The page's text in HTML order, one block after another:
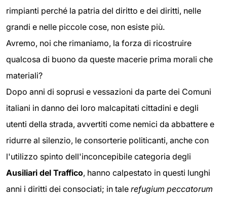
rimpianti perché la patria del diritto e dei diritti, nelle
grandi e nelle piccole cose, non esiste più.
Avremo, noi che rimaniamo, la forza di ricostruire
qualcosa di buono da queste macerie prima morali che
materiali?
Dopo anni di soprusi e vessazioni da parte dei Comuni
italiani in danno dei loro malcapitati cittadini e degli
utenti della strada, avvertiti come nemici da abbattere e
ridurre al silenzio, le consorterie politicanti, anche con
l'utilizzo spinto dell'inconcepibile categoria degli
Ausiliari del Traffico, hanno calpestato in questi lunghi
anni i diritti dei consociati; in tale refugium peccatorum